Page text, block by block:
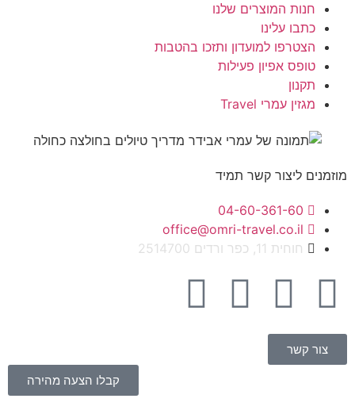
חנות המוצרים שלנו
כתבו עלינו
הצטרפו למועדון ותזכו בהטבות
טופס אפיון פעילות
תקנון
מגזין עמרי Travel
מוזמנים ליצור קשר תמיד
04-60-361-60
office@omri-travel.co.il
חוחית 11, כפר ורדים 2514700
צור קשר
קבלו הצעה מהירה